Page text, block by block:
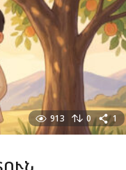
913 0 1